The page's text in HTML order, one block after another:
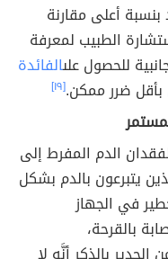
بنسبة أعلى مقارنة
الطبيب لمعرفة
للحصول علىالفائدة
بأقل ضرر ممكن.[١٩]
الدم المفرط إلى
يتبرعون بالدم بشكل
في الجهاز
بالقرحة،